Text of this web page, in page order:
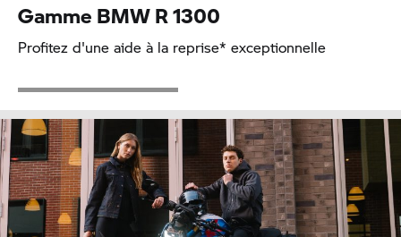
Gamme BMW R 1300
Profitez d'une aide à la reprise* exceptionnelle